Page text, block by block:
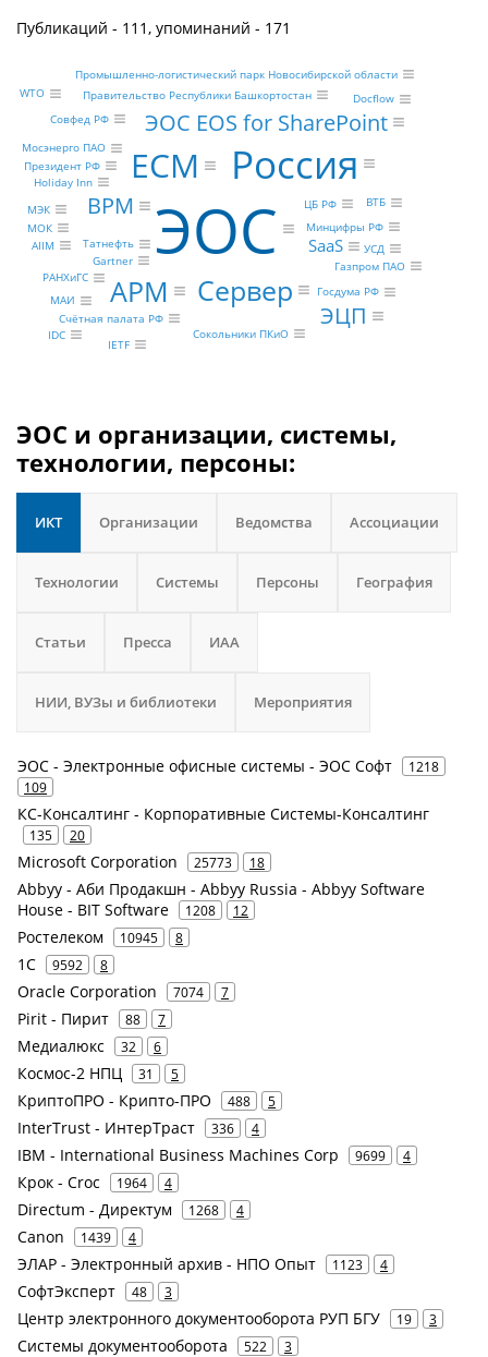
Публикаций - 111, упоминаний - 171
ЭОС
Россия
ECM
АРМ Сервер
ЭОС EOS for SharePoint
ЭЦП
BPM
SaaS
Минцифры РФ
ЦБ РФ
Госдума РФ
Совфед РФ
Татнефть
Мосэнерго ПАО
Счётная палата РФ
Президент РФ
РАНХиГС
МАИ
Holiday Inn
Сокольники ПКиО
Газпром ПАО
УСД
Docflow
Правительство Республики Башкортостан
ВТБ
Промышленно-логистический парк Новосибирской области
МЭК
WTO
AIIM
IDC
Gartner
IETF
МОК
ЭОС и организации, системы,
технологии, персоны:
ИКТ Организации Ведомства Ассоциации
Технологии Системы Персоны География
Статьи Пресса ИАА
НИИ, ВУЗы и библиотеки Мероприятия
ЭОС - Электронные офисные системы - ЭОС Софт
1218
109
КС-Консалтинг - Корпоративные Системы-Консалтинг
135 20
Microsoft Corporation 25773 18
Abbyy - Аби Продакшн - Abbyy Russia - Abbyy Software
House - BIT Software
1208 12
Ростелеком 10945 8
1С 9592 8
Oracle Corporation 7074 7
Pirit - Пирит 88 7
Медиалюкс 32 6
Космос-2 НПЦ 31 5
КриптоПРО - Крипто-ПРО 488 5
InterTrust - ИнтерТраст 336 4
IBM - International Business Machines Corp 9699 4
Крок - Croc 1964 4
Directum - Директум 1268 4
Canon 1439 4
ЭЛАР - Электронный архив - НПО Опыт 1123 4
СофтЭксперт 48 3
Центр электронного документооборота РУП БГУ 19 3
Системы документооборота 522 3